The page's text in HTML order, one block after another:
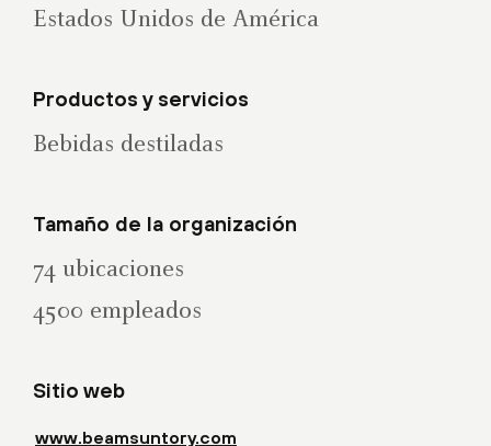
Estados Unidos de América
Productos y servicios
Bebidas destiladas
Tamaño de la organización
74 ubicaciones
4500 empleados
Sitio web
www.beamsuntory.com